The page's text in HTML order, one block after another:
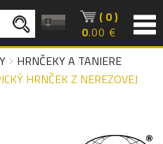
( 0 )
0.00 €
HRNČEKY A TANIERE
HRNČEK Z NEREZOVEJ